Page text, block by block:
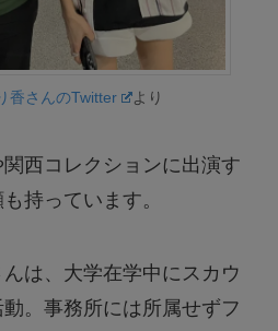
香さんのTwitter より
西コレクションに出演す
持っています。
は、大学在学中にスカウ
動。事務所には所属せずフ